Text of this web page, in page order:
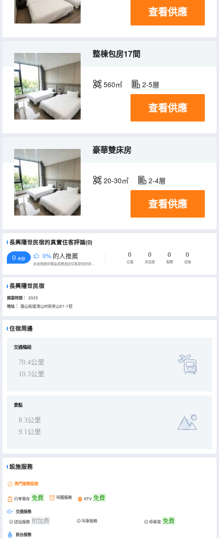
查看供應
整棟包房17間
560㎡ 2-5層
查看供應
豪華雙床房
20-30㎡ 2-4層
查看供應
長興隱世民宿的真實住客評論(0)
0 /5分 0% 的人推薦
永安旅遊評價由真實酒店住客提供的評價。
0
位置
0
清潔度
0
服務
0
設施
長興隱世民宿
開業時間： 2025
地址： 龍山街道渚山村前夾山91-1號
住宿周邊
交通樞紐
70.4公里
10.3公里
景點
8.3公里
9.1公里
設施服務
熱門服務設施
行李寄存 免費 叫醒服務 KTV 免費
交通服務
送站服務 附加费 叫車服務 停車場 免費
前台服務